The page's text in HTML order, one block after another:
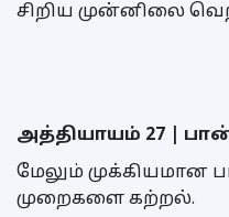
சிறிய முன்னிலை
அத்தியாயம் 27 |
மேலும் முக்கியமான
முறைகளை கற்றல்.